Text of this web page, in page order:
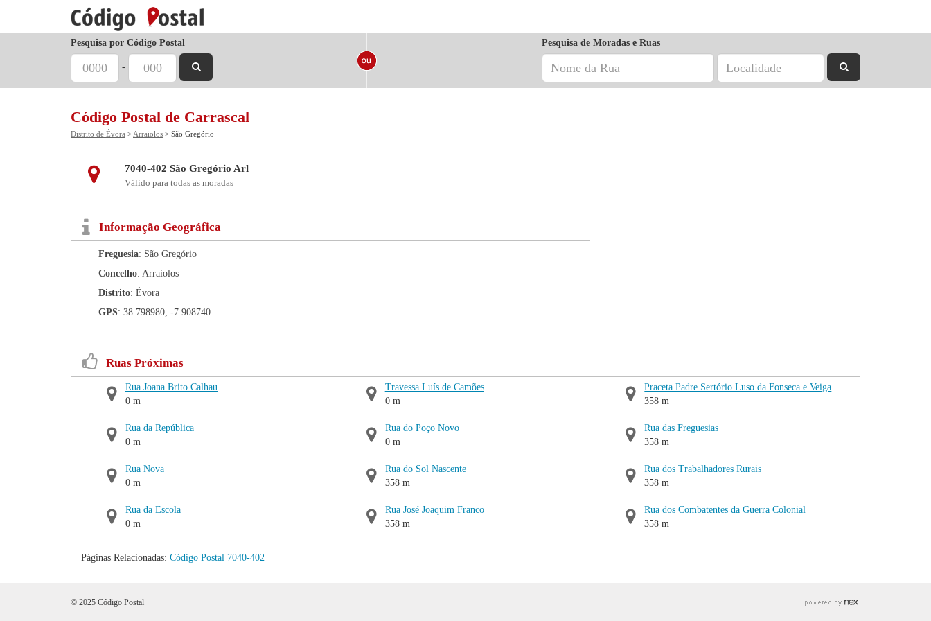
Pesquisa por Código Postal
-
Pesquisa de Moradas e Ruas
Código Postal de Carrascal
Distrito de Évora > Arraiolos > São Gregório
7040-402 São Gregório Arl
Válido para todas as moradas
Informação Geográfica
Freguesia: São Gregório
Concelho: Arraiolos
Distrito: Évora
GPS: 38.798980, -7.908740
Ruas Próximas
Rua Joana Brito Calhau
0 m
Rua da República
0 m
Rua Nova
0 m
Rua da Escola
0 m
Travessa Luís de Camões
0 m
Rua do Poço Novo
0 m
Rua do Sol Nascente
358 m
Rua José Joaquim Franco
358 m
Praceta Padre Sertório Luso da Fonseca e Veiga
358 m
Rua das Freguesias
358 m
Rua dos Trabalhadores Rurais
358 m
Rua dos Combatentes da Guerra Colonial
358 m
Páginas Relacionadas: Código Postal 7040-402
© 2025 Código Postal